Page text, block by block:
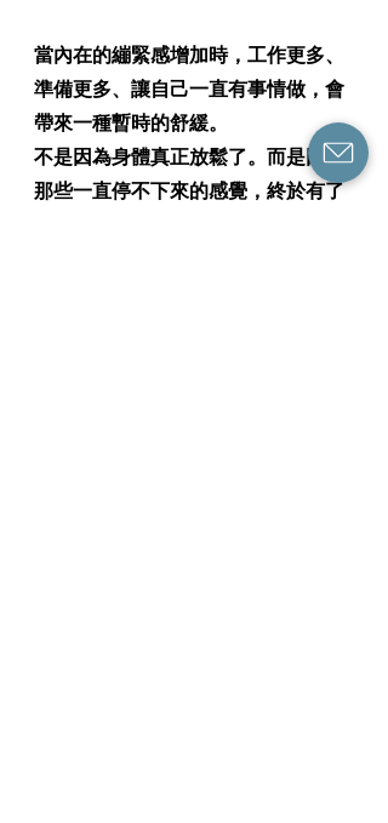
當內在的繃緊感增加時，工作更多、
準備更多、讓自己一直有事情做，會
帶來一種暫時的舒緩。
不是因為身體真正放鬆了。而是因為
那些一直停不下來的感覺，終於有了